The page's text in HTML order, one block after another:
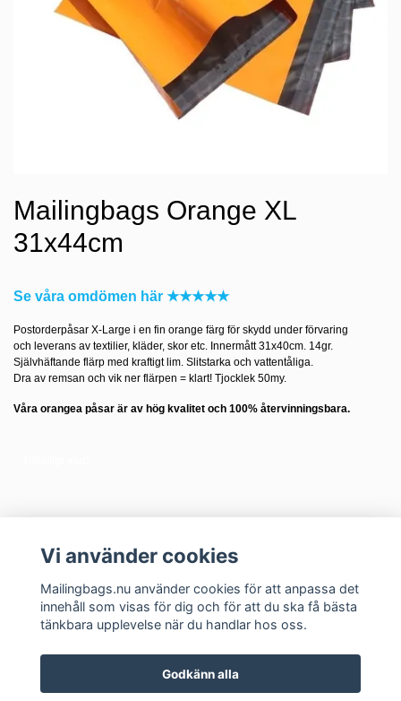
Mailingbags Orange XL
31x44cm
Se våra omdömen här ★★★★★
Postorderpåsar X-Large i en fin orange färg för skydd under förvaring
och leverans av textilier, kläder, skor etc. Innermått 31x40cm. 14gr.
Självhäftande flärp med kraftigt lim. Slitstarka och vattentåliga.
Dra av remsan och vik ner flärpen = klart! Tjocklek 50my.
Våra orangea påsar är av hög kvalitet och 100% återvinningsbara.
Kontakt Om oss Varför mailingbags? Vilken storlek behöver jag?
Vi använder cookies
Mailingbags.nu använder cookies för att anpassa det
innehåll som visas för dig och för att du ska få bästa
tänkbara upplevelse när du handlar hos oss.
Godkänn alla